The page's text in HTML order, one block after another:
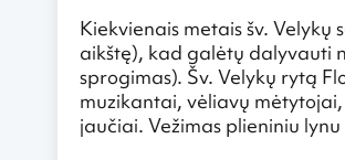
Kiekvienais metais šv.
aikštę), kad galėtų dalyvauti
sprogimas). Šv. Velykų rytą
muzikantai, vėliavų
jaučiai. Vežimas plieniniu